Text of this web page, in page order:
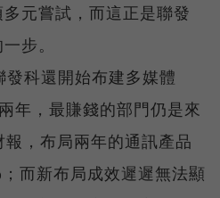
元嘗試，而這正是聯發
步。
發科還開始布建多媒體
年，最賺錢的部門仍是來
，布局兩年的通訊產品
而新布局成效遲遲無法顯